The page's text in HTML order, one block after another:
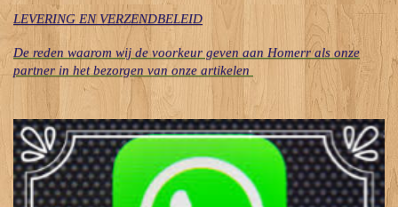
LEVERING EN VERZENDBELEID
De reden waarom wij de voorkeur geven aan Homerr als onze
partner in het bezorgen van onze artikelen